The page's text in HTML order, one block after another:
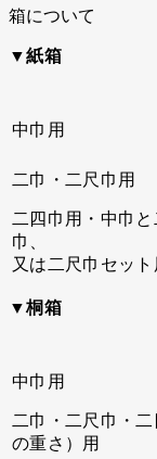
箱について
▼紙箱
中巾用
二巾・二尺巾用
二四巾用・中巾と
巾、
又は二尺巾セット
▼桐箱
中巾用
二巾・二尺巾・
の重さ）用